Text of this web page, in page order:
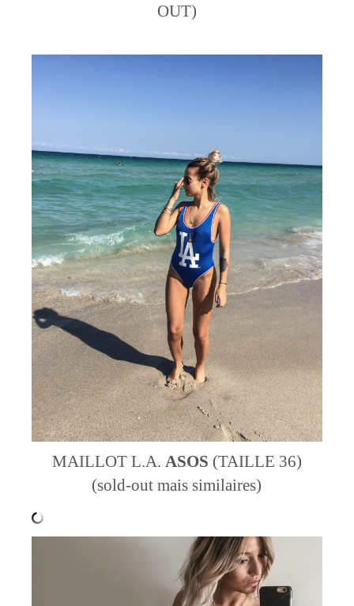
OUT)
MAILLOT L.A. ASOS (TAILLE 36)
(sold-out mais similaires)